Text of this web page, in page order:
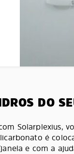
DO
Solarplexius,
é
e com a